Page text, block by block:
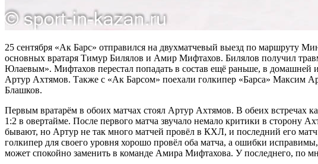
25 сентября «Ак Барс» отправился на двухматчевый выезд по маршруту
основных вратаря Тимур Билялов и Амир Мифтахов. Билялов получил
Юлаевым». Мифтахов перестал попадать в состав ещё раньше, в домашней
Артур Ахтямов. Также с «Ак Барсом» поехали голкипер «Барса» Максим
Блашков.
Первым вратарём в обоих матчах стоял Артур Ахтямов. В обеих
1:2 в овертайме. После первого матча звучало немало критики в сторону
бывают, но Артур не так много матчей провёл в КХЛ, и последний его
голкипер для своего уровня хорошо провёл оба матча, а ошибки
может спокойно заменить в команде Амира Мифтахова. У последнего, по